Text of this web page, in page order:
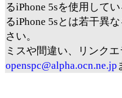
るiPhone 5sを使用して
るiPhone 5sとは若干異
さい。
ミスや間違い、リンク
openspc@alpha.ocn.ne.jp